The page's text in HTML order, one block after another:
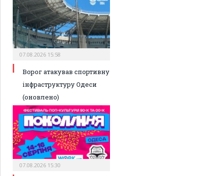
07.08.2026 15:58
Ворог атакував спортивну
інфраструктуру Одеси
(оновлено)
07.08.2026 15:30